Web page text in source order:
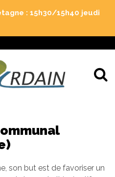
: 15h30/15h40 jeudi
son but est de favoriser un